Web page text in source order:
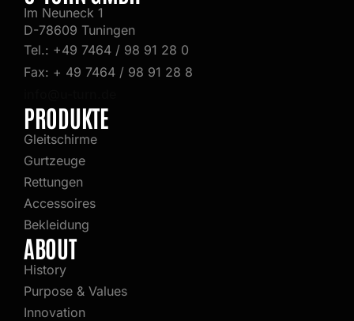
Im Neuneck 1
D-78609 Tuningen
Tel.: +49 7464 / 98 91 28 0
Fax: + 49 7464 / 98 91 28 8
PRODUKTE
Gleitschirme
Gurtzeuge
Rettungen
Accessoires
Bekleidung
ABOUT
History
Purpose & Values
Innovation